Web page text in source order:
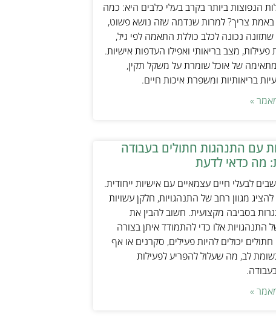
הנפוצות ביותר בקרב בעלי כלבים היא: כמה
באמת צריך? למרות שנדמה שזה נושא פשוט,
נכונה לכלב כוללת התאמה לפי גיל,
מצב בריאותי ואפילו העדפות אישיות.
של אוכל שומרת על משקל תקין,
בריאותיות ומשפרת איכות חיים.
»
עם התנהגות חתולים בעבודה
מה כדאי לדעת
לבעלי חיים עצמאיים עם אישיות ייחודית.
מגוון רחב של התנהגויות, חלקן עשויות
בסביבה מקצועית. חשוב להבין את
התנהגויות אלו כדי להתמודד איתן בצורה
יכולים להיות פעילים, סקרנים או אף
לב, מה שעלול להפריע לפעילות
»